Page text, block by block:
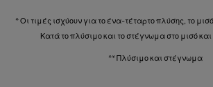
* Οι τιμές ισχύουν για το ένα-τέταρτο πλύσης, το
Κατά το πλύσιμο και το στέγνωμα στο μισό
** Πλύσιμο και στέγνωμα